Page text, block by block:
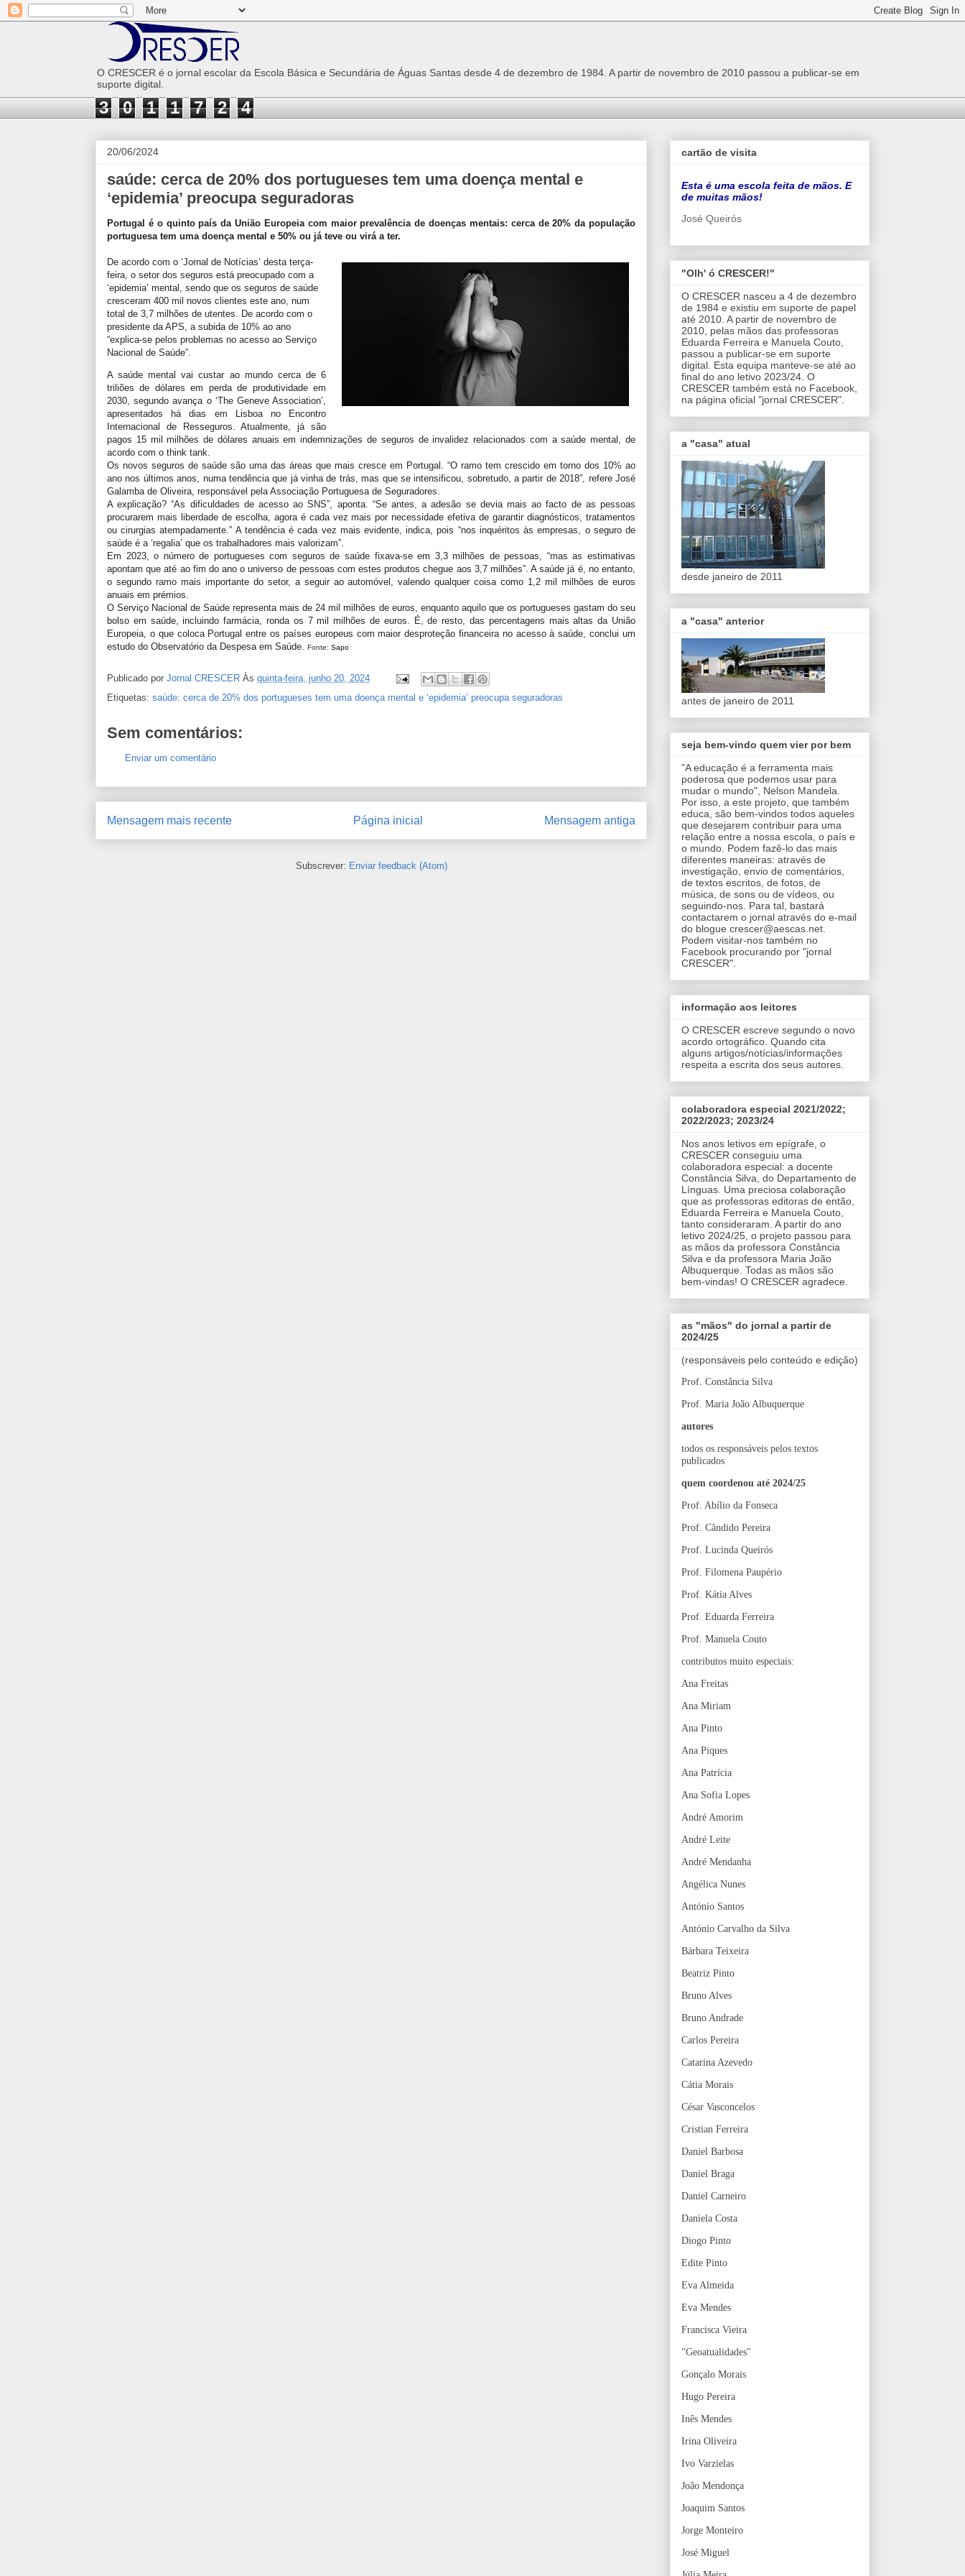
O CRESCER é o jornal escolar da Escola Básica e Secundária de Águas Santas desde 4 de dezembro de 1984. A partir de novembro de 2010 passou a publicar-se em
suporte digital.
3 0 1 1 7 2 4
20/06/2024
saúde: cerca de 20% dos portugueses tem uma doença mental e
‘epidemia’ preocupa seguradoras
Portugal é o quinto país da União Europeia com maior prevalência de doenças mentais: cerca de 20% da população
portuguesa tem uma doença mental e 50% ou já teve ou virá a ter.
De acordo com o ‘Jornal de Notícias’ desta terça-
feira, o setor dos seguros está preocupado com a
‘epidemia’ mental, sendo que os seguros de saúde
cresceram 400 mil novos clientes este ano, num
total de 3,7 milhões de utentes. De acordo com o
presidente da APS, a subida de 10% ao ano
“explica-se pelos problemas no acesso ao Serviço
Nacional de Saúde”.
A saúde mental vai custar ao mundo cerca de 6
triliões de dólares em perda de produtividade em
2030, segundo avança o ‘The Geneve Association’,
apresentados há dias em Lisboa no Encontro
Internacional de Resseguros. Atualmente, já são
pagos 15 mil milhões de dólares anuais em indemnizações de seguros de invalidez relacionados com a saúde mental, de
acordo com o think tank.
Os novos seguros de saúde são uma das áreas que mais cresce em Portugal. “O ramo tem crescido em torno dos 10% ao
ano nos últimos anos, numa tendência que já vinha de trás, mas que se intensificou, sobretudo, a partir de 2018”, refere José
Galamba de Oliveira, responsável pela Associação Portuguesa de Seguradores.
A explicação? “As dificuldades de acesso ao SNS”, aponta. “Se antes, a adesão se devia mais ao facto de as pessoas
procurarem mais liberdade de escolha, agora é cada vez mais por necessidade efetiva de garantir diagnósticos, tratamentos
ou cirurgias atempadamente.” A tendência é cada vez mais evidente, indica, pois “nos inquéritos às empresas, o seguro de
saúde é a ‘regalia’ que os trabalhadores mais valorizam”.
Em 2023, o número de portugueses com seguros de saúde fixava-se em 3,3 milhões de pessoas, “mas as estimativas
apontam que até ao fim do ano o universo de pessoas com estes produtos chegue aos 3,7 milhões”. A saúde já é, no entanto,
o segundo ramo mais importante do setor, a seguir ao automóvel, valendo qualquer coisa como 1,2 mil milhões de euros
anuais em prémios.
O Serviço Nacional de Saúde representa mais de 24 mil milhões de euros, enquanto aquilo que os portugueses gastam do seu
bolso em saúde, incluindo farmácia, ronda os 7 mil milhões de euros. É, de resto, das percentagens mais altas da União
Europeia, o que coloca Portugal entre os países europeus com maior desproteção financeira no acesso à saúde, conclui um
estudo do Observatório da Despesa em Saúde. Fonte: Sapo
Publicado por Jornal CRESCER Às quinta-feira, junho 20, 2024
Etiquetas: saúde: cerca de 20% dos portugueses tem uma doença mental e ‘epidemia’ preocupa seguradoras
Sem comentários:
Enviar um comentário
Mensagem mais recente Mensagem antiga
Página inicial
Subscrever: Enviar feedback (Atom)
cartão de visita
Esta é uma escola feita de mãos. E
de muitas mãos!
José Queirós
"Olh' ó CRESCER!"
O CRESCER nasceu a 4 de dezembro
de 1984 e existiu em suporte de papel
até 2010. A partir de novembro de
2010, pelas mãos das professoras
Eduarda Ferreira e Manuela Couto,
passou a publicar-se em suporte
digital. Esta equipa manteve-se até ao
final do ano letivo 2023/24. O
CRESCER também está no Facebook,
na página oficial "jornal CRESCER".
a "casa" atual
desde janeiro de 2011
a "casa" anterior
antes de janeiro de 2011
seja bem-vindo quem vier por bem
"A educação é a ferramenta mais
poderosa que podemos usar para
mudar o mundo", Nelson Mandela.
Por isso, a este projeto, que também
educa, são bem-vindos todos aqueles
que desejarem contribuir para uma
relação entre a nossa escola, o país e
o mundo. Podem fazê-lo das mais
diferentes maneiras: através de
investigação, envio de comentários,
de textos escritos, de fotos, de
música, de sons ou de vídeos, ou
seguindo-nos. Para tal, bastará
contactarem o jornal através do e-mail
do blogue crescer@aescas.net.
Podem visitar-nos também no
Facebook procurando por "jornal
CRESCER".
informação aos leitores
O CRESCER escreve segundo o novo
acordo ortográfico. Quando cita
alguns artigos/notícias/informações
respeita a escrita dos seus autores.
colaboradora especial 2021/2022;
2022/2023; 2023/24
Nos anos letivos em epígrafe, o
CRESCER conseguiu uma
colaboradora especial: a docente
Constância Silva, do Departamento de
Línguas. Uma preciosa colaboração
que as professoras editoras de então,
Eduarda Ferreira e Manuela Couto,
tanto consideraram. A partir do ano
letivo 2024/25, o projeto passou para
as mãos da professora Constância
Silva e da professora Maria João
Albuquerque. Todas as mãos são
bem-vindas! O CRESCER agradece.
as "mãos" do jornal a partir de
2024/25
(responsáveis pelo conteúdo e edição)
Prof. Constância Silva
Prof. Maria João Albuquerque
autores
todos os responsáveis pelos textos
publicados
quem coordenou até 2024/25
Prof. Abílio da Fonseca
Prof. Cândido Pereira
Prof. Lucinda Queirós
Prof. Filomena Paupério
Prof. Kátia Alves
Prof. Eduarda Ferreira
Prof. Manuela Couto
contributos muito especiais:
Ana Freitas
Ana Miriam
Ana Pinto
Ana Piques
Ana Patrícia
Ana Sofia Lopes
André Amorim
André Leite
André Mendanha
Angélica Nunes
António Santos
António Carvalho da Silva
Bárbara Teixeira
Beatriz Pinto
Bruno Alves
Bruno Andrade
Carlos Pereira
Catarina Azevedo
Cátia Morais
César Vasconcelos
Cristian Ferreira
Daniel Barbosa
Daniel Braga
Daniel Carneiro
Daniela Costa
Diogo Pinto
Edite Pinto
Eva Almeida
Eva Mendes
Francisca Vieira
"Geoatualidades"
Gonçalo Morais
Hugo Pereira
Inês Mendes
Irina Oliveira
Ivo Varzielas
João Mendonça
Joaquim Santos
Jorge Monteiro
José Miguel